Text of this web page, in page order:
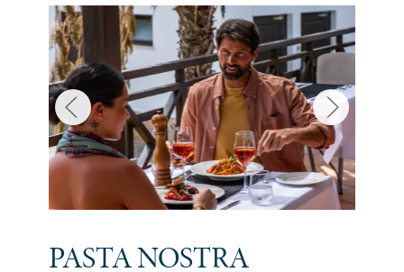
PASTA NOSTRA